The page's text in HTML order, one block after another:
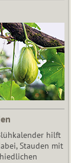
hilft
Stauden mit